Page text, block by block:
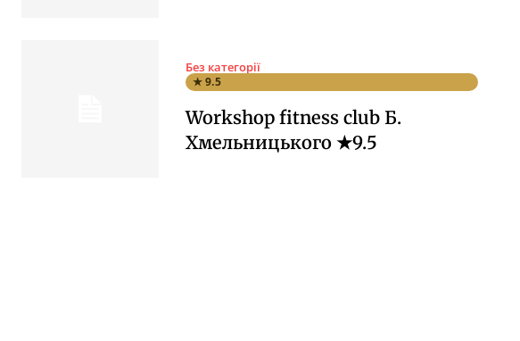
Без категорії
★ 9.5
Workshop fitness club Б.
Хмельницького ★9.5